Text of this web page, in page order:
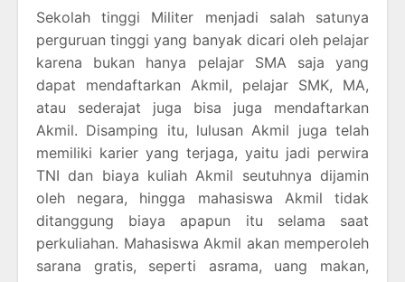
Sekolah tinggi Militer menjadi salah satunya
perguruan tinggi yang banyak dicari oleh pelajar
karena bukan hanya pelajar SMA saja yang
dapat mendaftarkan Akmil, pelajar SMK, MA,
atau sederajat juga bisa juga mendaftarkan
Akmil. Disamping itu, lulusan Akmil juga telah
memiliki karier yang terjaga, yaitu jadi perwira
TNI dan biaya kuliah Akmil seutuhnya dijamin
oleh negara, hingga mahasiswa Akmil tidak
ditanggung biaya apapun itu selama saat
perkuliahan. Mahasiswa Akmil akan memperoleh
sarana gratis, seperti asrama, uang makan,